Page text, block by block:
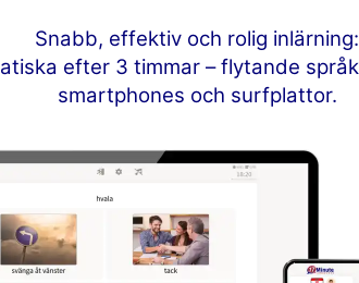
Snabb, effektiv och rolig inlärning:
efter 3 timmar – flytande
smartphones och surfplattor.